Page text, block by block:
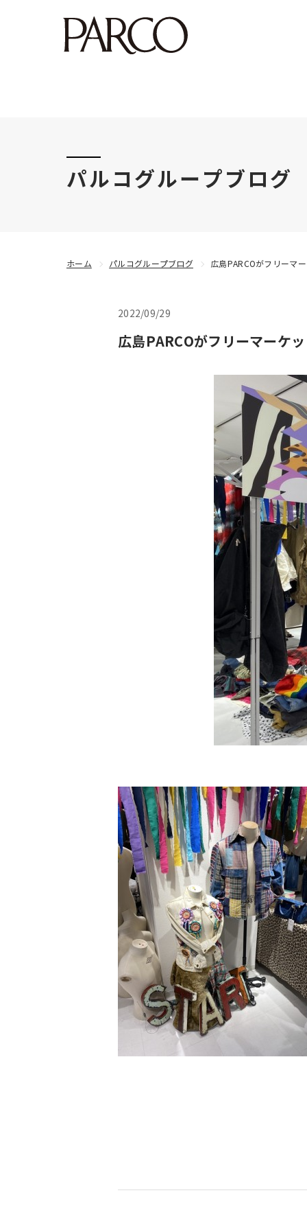
このたびの令和8年熊本地震により被害にあわれ
パルコグループブログ
2022/09/29
広島PARCOがフリーマーケ
ホーム パルコグループブログ 広島PARCOがフリーマ